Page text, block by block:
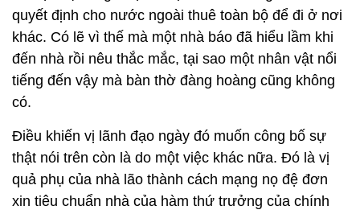
quyết định cho nước ngoài thuê toàn bộ để đi ở nơi
khác. Có lẽ vì thế mà một nhà báo đã hiểu lầm khi
đến nhà rồi nêu thắc mắc, tại sao một nhân vật nổi
tiếng đến vậy mà bàn thờ đàng hoàng cũng không
có.
Điều khiến vị lãnh đạo ngày đó muốn công bố sự
thật nói trên còn là do một việc khác nữa. Đó là vị
quả phụ của nhà lão thành cách mạng nọ đệ đơn
xin tiêu chuẩn nhà của hàm thứ trưởng của chính